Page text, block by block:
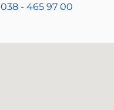
038 - 465 97 00